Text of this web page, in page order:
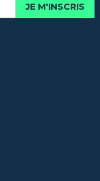
JE M'INSCRIS